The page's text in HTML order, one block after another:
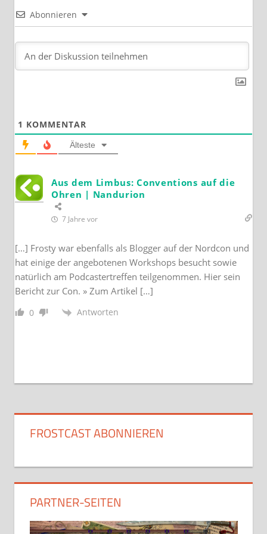
Abonnieren
1 KOMMENTAR
Älteste
Aus dem Limbus: Conventions auf die
Ohren | Nandurion
7 Jahre vor
[…] Frosty war ebenfalls als Blogger auf der Nordcon und
hat einige der angebotenen Workshops besucht sowie
natürlich am Podcastertreffen teilgenommen. Hier sein
Bericht zur Con. » Zum Artikel […]
0 Antworten
FROSTCAST ABONNIEREN
PARTNER-SEITEN